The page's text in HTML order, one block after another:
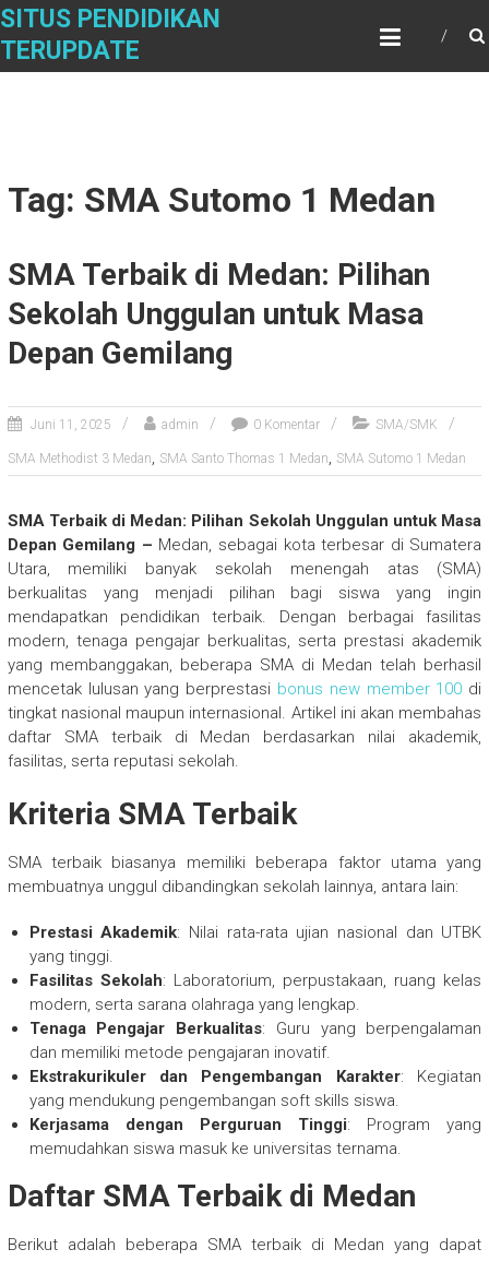
Skip
content
SITUS PENDIDIKAN
TERUPDATE
Tag: SMA Sutomo 1 Medan
SMA Terbaik di Medan: Pilihan
Sekolah Unggulan untuk Masa
Depan Gemilang
Juni 11, 2025 admin 0 Komentar SMA/SMK
SMA Methodist 3 Medan, SMA Santo Thomas 1 Medan, SMA Sutomo 1 Medan
SMA Terbaik di Medan: Pilihan Sekolah Unggulan untuk Masa
Depan Gemilang – Medan, sebagai kota terbesar di Sumatera
Utara, memiliki banyak sekolah menengah atas (SMA)
berkualitas yang menjadi pilihan bagi siswa yang ingin
mendapatkan pendidikan terbaik. Dengan berbagai fasilitas
modern, tenaga pengajar berkualitas, serta prestasi akademik
yang membanggakan, beberapa SMA di Medan telah berhasil
mencetak lulusan yang berprestasi bonus new member 100 di
tingkat nasional maupun internasional. Artikel ini akan membahas
daftar SMA terbaik di Medan berdasarkan nilai akademik,
fasilitas, serta reputasi sekolah.
Kriteria SMA Terbaik
SMA terbaik biasanya memiliki beberapa faktor utama yang
membuatnya unggul dibandingkan sekolah lainnya, antara lain:
Prestasi Akademik: Nilai rata-rata ujian nasional dan UTBK
yang tinggi.
Fasilitas Sekolah: Laboratorium, perpustakaan, ruang kelas
modern, serta sarana olahraga yang lengkap.
Tenaga Pengajar Berkualitas: Guru yang berpengalaman
dan memiliki metode pengajaran inovatif.
Ekstrakurikuler dan Pengembangan Karakter: Kegiatan
yang mendukung pengembangan soft skills siswa.
Kerjasama dengan Perguruan Tinggi: Program yang
memudahkan siswa masuk ke universitas ternama.
Daftar SMA Terbaik di Medan
Berikut adalah beberapa SMA terbaik di Medan yang dapat